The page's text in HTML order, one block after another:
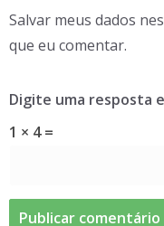
Salvar meus dados
que eu comentar.
Digite uma resposta
1 × 4 =